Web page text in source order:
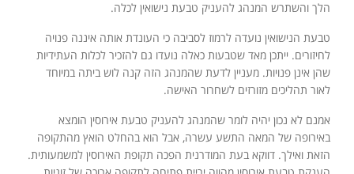
הלך והשתרש המנהג להעניק טבעת נישואין לכלה.
טבעת הנישואין נועדה לרמוז לסביבה כי העונדת אותה איננה פנויה
לחיזורים. ייתכן מאד שטבעות כאלה נועדו גם להזכיר לכלות העתידיות
שהן אינן פנויות. מעניין לדעת שהמנהג הזה קנה לוש ביתה במיוחד
לאור תהליכים מזורזים לשחרור האישה.
אמנם לא נכון יהיה לומר שהמנהג להעניק טבעת אירוסין הומצא
באירופה של המאה התשע עשרה, אבל הוא בהחלט הואץ מהתקופה
הזאת ואילך. דווקא בעת המודרנית הפכה תקופת האירוסין למשמעותית.